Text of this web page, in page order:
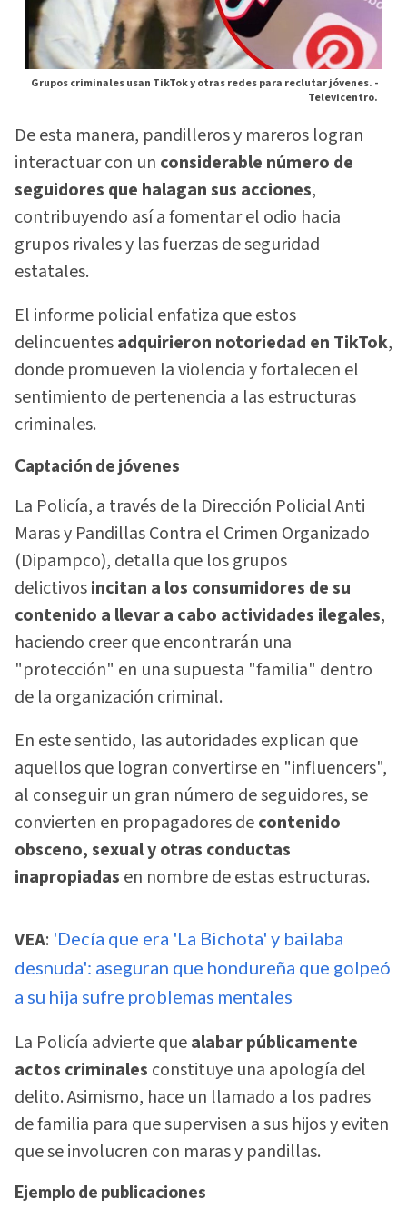
Grupos criminales usan TikTok y otras redes para reclutar jóvenes. -
Televicentro.
De esta manera, pandilleros y mareros logran
interactuar con un considerable número de
seguidores que halagan sus acciones,
contribuyendo así a fomentar el odio hacia
grupos rivales y las fuerzas de seguridad
estatales.
El informe policial enfatiza que estos
delincuentesadquirieron notoriedad en TikTok,
donde promueven la violencia y fortalecen el
sentimiento de pertenencia a las estructuras
criminales.
Captación de jóvenes
La Policía, a través de la Dirección Policial Anti
Maras y Pandillas Contra el Crimen Organizado
(Dipampco), detalla que los grupos
delictivosincitan a los consumidores de su
contenido a llevar a cabo actividades ilegales,
haciendo creer que encontrarán una
"protección" en una supuesta "familia" dentro
de la organización criminal.
En este sentido, las autoridades explican que
aquellos que logran convertirse en "influencers",
al conseguir un gran número de seguidores, se
convierten en propagadores decontenido
obsceno, sexual y otras conductas
inapropiadas en nombre de estas estructuras.
VEA: 'Decía que era 'La Bichota' y bailaba
desnuda': aseguran que hondureña que golpeó
a su hija sufre problemas mentales
La Policía advierte quealabar públicamente
actos criminales constituye una apología del
delito. Asimismo, hace un llamado a los padres
de familia para que supervisen a sus hijos y eviten
que se involucren con maras y pandillas.
Ejemplo de publicaciones